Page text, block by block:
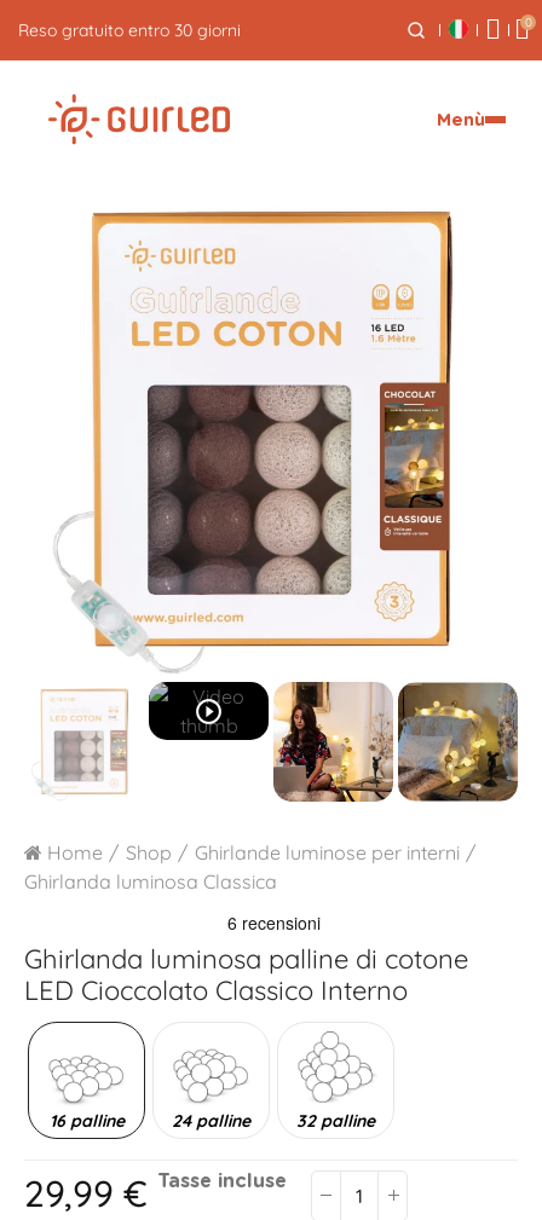
Reso gratuito entro 30 giorni 0
Menù
play_circle_outline
Home Shop
Ghirlande luminose per interni
Ghirlanda luminosa Classica
Ghirlanda luminosa palline di cotone
LED Cioccolato Classico Interno
16 palline 24 palline 32 palline
29,99 € Tasse incluse